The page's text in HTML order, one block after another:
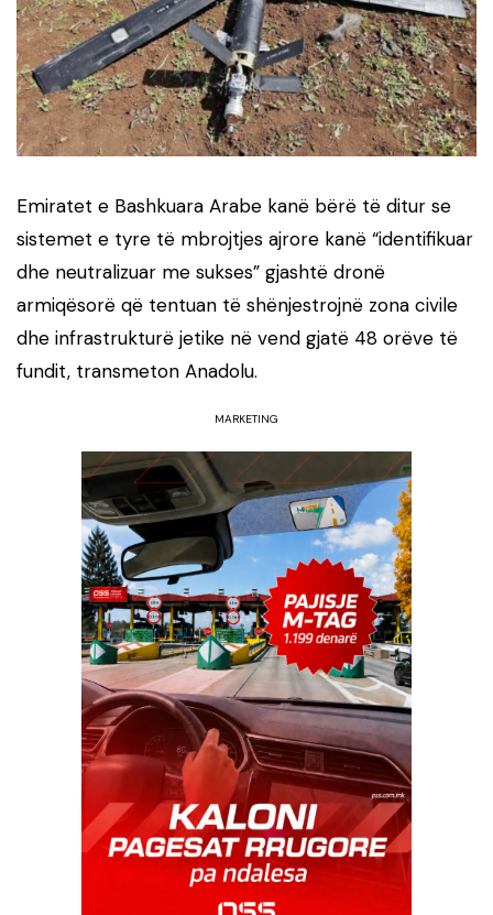
Emiratet e Bashkuara Arabe kanë bërë të ditur se
sistemet e tyre të mbrojtjes ajrore kanë “identifikuar
dhe neutralizuar me sukses” gjashtë dronë
armiqësorë që tentuan të shënjestrojnë zona civile
dhe infrastrukturë jetike në vend gjatë 48 orëve të
fundit, transmeton Anadolu.
MARKETING